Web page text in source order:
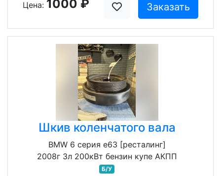
Цена: 1000 ₽ Заказать
Шкив коленчатого вала
BMW 6 серия e63 [ресталинг]
2008г 3л 200кВт бензин купе АКПП
Б/У